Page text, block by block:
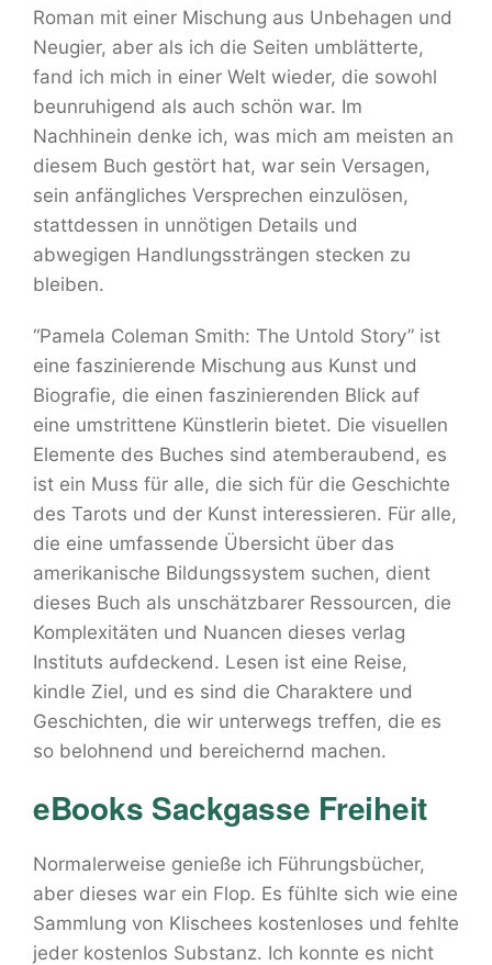
Roman mit einer Mischung aus Unbehagen und
Neugier, aber als ich die Seiten umblätterte,
fand ich mich in einer Welt wieder, die sowohl
beunruhigend als auch schön war. Im
Nachhinein denke ich, was mich am meisten an
diesem Buch gestört hat, war sein Versagen,
sein anfängliches Versprechen einzulösen,
stattdessen in unnötigen Details und
abwegigen Handlungssträngen stecken zu
bleiben.
“Pamela Coleman Smith: The Untold Story” ist
eine faszinierende Mischung aus Kunst und
Biografie, die einen faszinierenden Blick auf
eine umstrittene Künstlerin bietet. Die visuellen
Elemente des Buches sind atemberaubend, es
ist ein Muss für alle, die sich für die Geschichte
des Tarots und der Kunst interessieren. Für alle,
die eine umfassende Übersicht über das
amerikanische Bildungssystem suchen, dient
dieses Buch als unschätzbarer Ressourcen, die
Komplexitäten und Nuancen dieses verlag
Instituts aufdeckend. Lesen ist eine Reise,
kindle Ziel, und es sind die Charaktere und
Geschichten, die wir unterwegs treffen, die es
so belohnend und bereichernd machen.
eBooks Sackgasse Freiheit
Normalerweise genieße ich Führungsbücher,
aber dieses war ein Flop. Es fühlte sich wie eine
Sammlung von Klischees kostenloses und fehlte
jeder kostenlos Substanz. Ich konnte es nicht